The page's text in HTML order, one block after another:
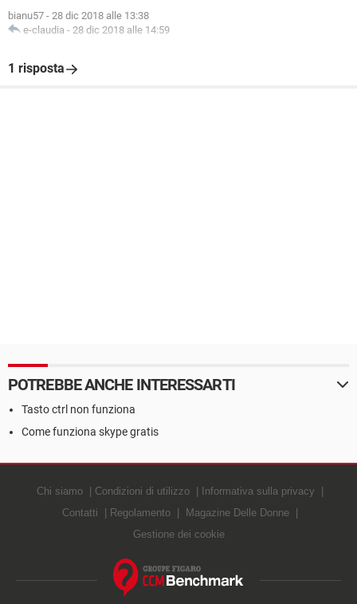
bianu57 - 28 dic 2018 alle 13:38
e-claudia - 28 dic 2018 alle 14:59
1 risposta
POTREBBE ANCHE INTERESSARTI
Tasto ctrl non funziona
Come funziona skype gratis
Chi siamo Condizioni di utilizzo
Informativa sulla privacy
Contatti
Regolamento
Magazine Delle Donne
Gestione dei cookie